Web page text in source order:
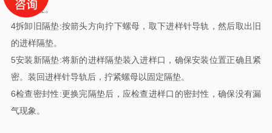
坏色谱柱。
4拆卸旧隔垫:按箭头方向拧下螺母，取下进样针导轨，然后取出旧
的进样隔垫。
5安装新隔垫:将新的进样隔垫装入进样口，确保安装位置正确且紧
密。装回进样针导轨后，拧紧螺母以固定隔垫。
6检查密封性:更换完隔垫后，应检查进样口的密封性，确保没有漏
气现象。